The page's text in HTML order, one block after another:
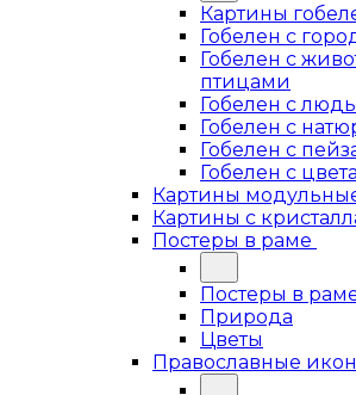
Картины
Гобелен с
Гобелен с
птицами
Гобелен с
Гобелен с
Гобелен с
Гобелен с
Картины
Картины с
Постеры в раме
Постеры в
Природа
Цветы
Православные